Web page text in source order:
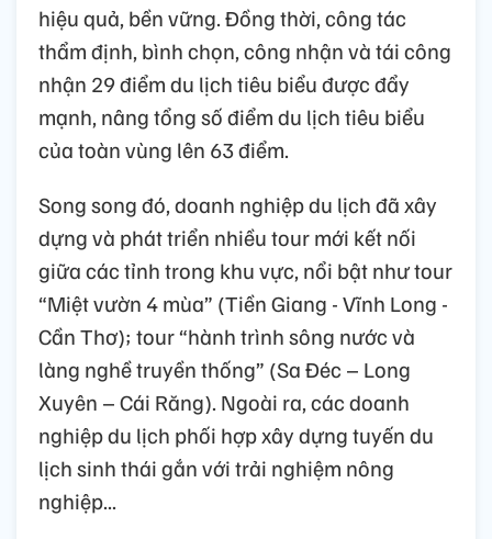
hiệu quả, bền vững. Đồng thời, công tác
thẩm định, bình chọn, công nhận và tái công
nhận 29 điểm du lịch tiêu biểu được đẩy
mạnh, nâng tổng số điểm du lịch tiêu biểu
của toàn vùng lên 63 điểm.
Song song đó, doanh nghiệp du lịch đã xây
dựng và phát triển nhiều tour mới kết nối
giữa các tỉnh trong khu vực, nổi bật như tour
“Miệt vườn 4 mùa” (Tiền Giang - Vĩnh Long -
Cần Thơ); tour “hành trình sông nước và
làng nghề truyền thống” (Sa Đéc – Long
Xuyên – Cái Răng). Ngoài ra, các doanh
nghiệp du lịch phối hợp xây dựng tuyến du
lịch sinh thái gắn với trải nghiệm nông
nghiệp...